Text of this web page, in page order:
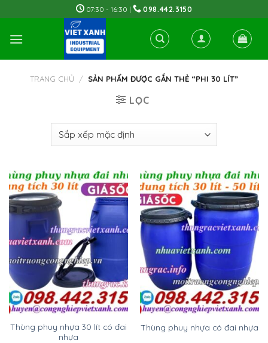
to
content
07:30 - 16:30 | 098.442.3150
TRANG CHỦ / SẢN PHẨM ĐƯỢC GẮN THẺ “PHI 30 LÍT”
LỌC
Thùng phuy nhựa 30 lít có đai
nhựa
Thùng phuy nhựa có đai nhựa